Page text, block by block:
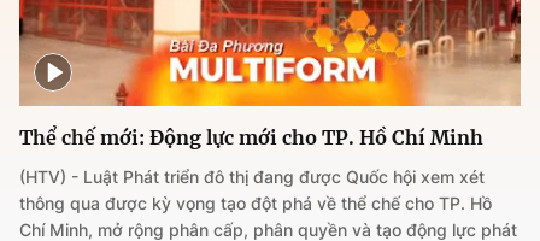
Thể chế mới: Động lực mới cho TP. Hồ Chí Minh
(HTV) - Luật Phát triển đô thị đang được Quốc hội xem xét
thông qua được kỳ vọng tạo đột phá về thể chế cho TP. Hồ
Chí Minh, mở rộng phân cấp, phân quyền và tạo động lực phát